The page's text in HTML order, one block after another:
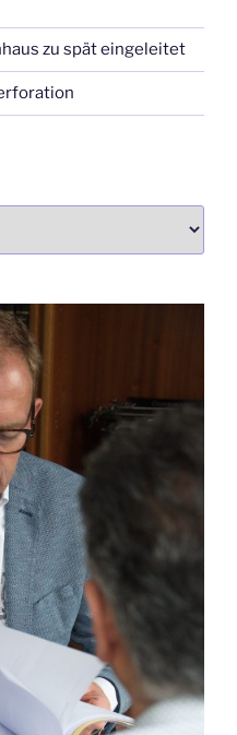
zu spät eingeleitet